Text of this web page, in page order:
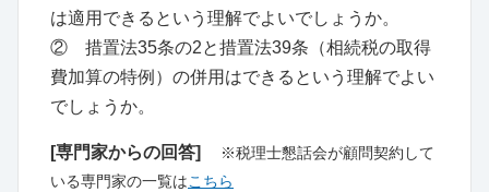
は適用できるという理解でよいでしょうか。
② 措置法35条の2と措置法39条（相続税の取得
費加算の特例）の併用はできるという理解でよい
でしょうか。
[専門家からの回答]
※税理士懇話会が顧問契約して
いる専門家の一覧はこちら